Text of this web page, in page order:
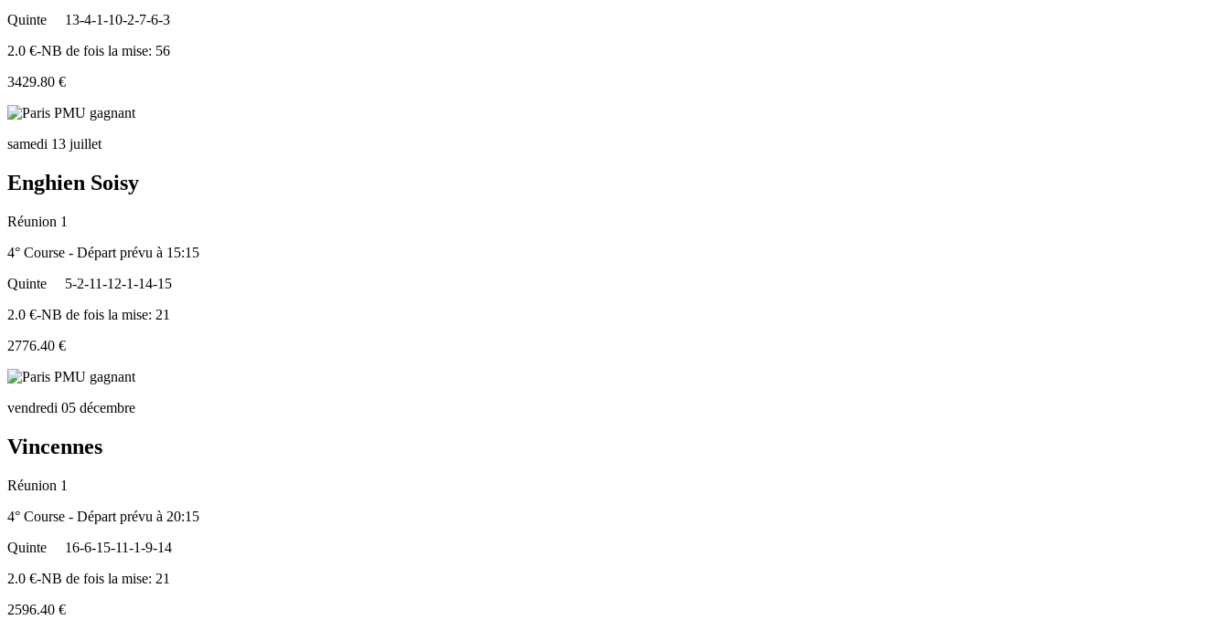
Quinte
13-4-1-10-2-7-6-3
2.0 €-NB de fois la mise: 56
3429.80 €
samedi 13 juillet
Enghien Soisy
Réunion 1
4° Course - Départ prévu à 15:15
Quinte
5-2-11-12-1-14-15
2.0 €-NB de fois la mise: 21
2776.40 €
vendredi 05 décembre
Vincennes
Réunion 1
4° Course - Départ prévu à 20:15
Quinte
16-6-15-11-1-9-14
2.0 €-NB de fois la mise: 21
2596.40 €